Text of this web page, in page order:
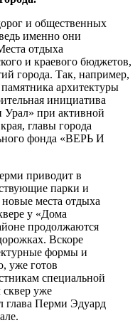
и общественных
именно они
отдыха
и краевого бюджетов,
города. Так, например,
архитектуры
инициатива
Урал» при активной
главы города
фонда «ВЕРЬ И
приводит в
парки и
новые места отдыха
у «Дома
продолжаются
Вскоре
формы и
уже готов
специальной
уже
глава Перми Эдуард